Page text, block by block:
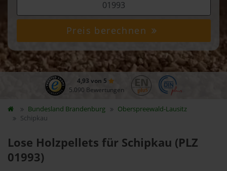
Preis berechnen
4,93 von 5
5.090 Bewertungen
Bundesland Brandenburg
Oberspreewald-Lausitz
Schipkau
Lose Holzpellets für Schipkau (PLZ
01993)